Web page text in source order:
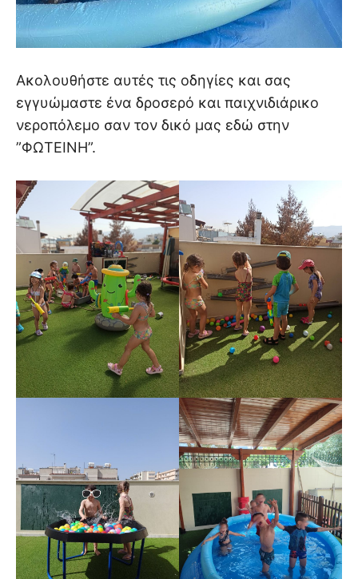
Ακολουθήστε αυτές τις οδηγίες και σας
εγγυώμαστε ένα δροσερό και παιχνιδιάρικο
νεροπόλεμο σαν τον δικό μας εδώ στην
”ΦΩΤΕΙΝΗ”.